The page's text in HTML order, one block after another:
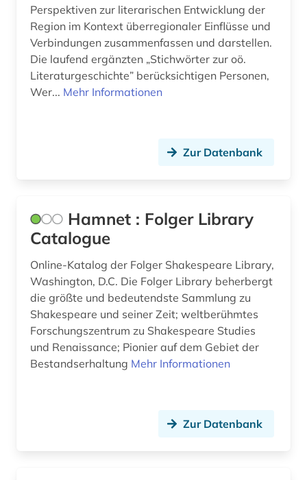
hispanics (1)
hispanistik (5)
historische sprachwissenschaft (1)
indien (2)
indologie (1)
indolologie (1)
informatik (1)
informationswissenschaft (1)
Perspektiven zur literarischen Entwicklung der
Region im Kontext überregionaler Einflüsse und
Verbindungen zusammenfassen und darstellen.
Die laufend ergänzten „Stichwörter zur oö.
Literaturgeschichte” berücksichtigen Personen,
Wer... Mehr Informationen
Zur Datenbank
Hamnet : Folger Library
Catalogue
Online-Katalog der Folger Shakespeare Library,
Washington, D.C. Die Folger Library beherbergt
die größte und bedeutendste Sammlung zu
Shakespeare und seiner Zeit; weltberühmtes
Forschungszentrum zu Shakespeare Studies
und Renaissance; Pionier auf dem Gebiet der
Bestandserhaltung Mehr Informationen
Zur Datenbank